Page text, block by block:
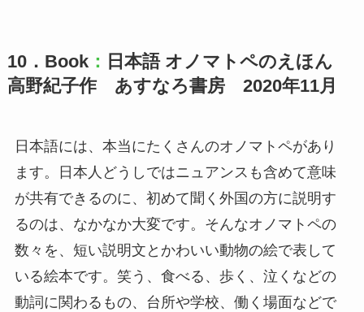
10．Book：
日本語 オノマトペのえほん
高野紀子作 あすなろ書房 2020年11月
日本語には、本当にたくさんのオノマトペがあり
ます。日本人どうしではニュアンスも含めて意味
が共有できるのに、初めて聞く外国の方に説明す
るのは、なかなか大変です。そんなオノマトペの
数々を、短い説明文とかわいい動物の絵で表して
いる絵本です。笑う、食べる、歩く、泣くなどの
動詞に関わるもの、台所や学校、働く場面などで